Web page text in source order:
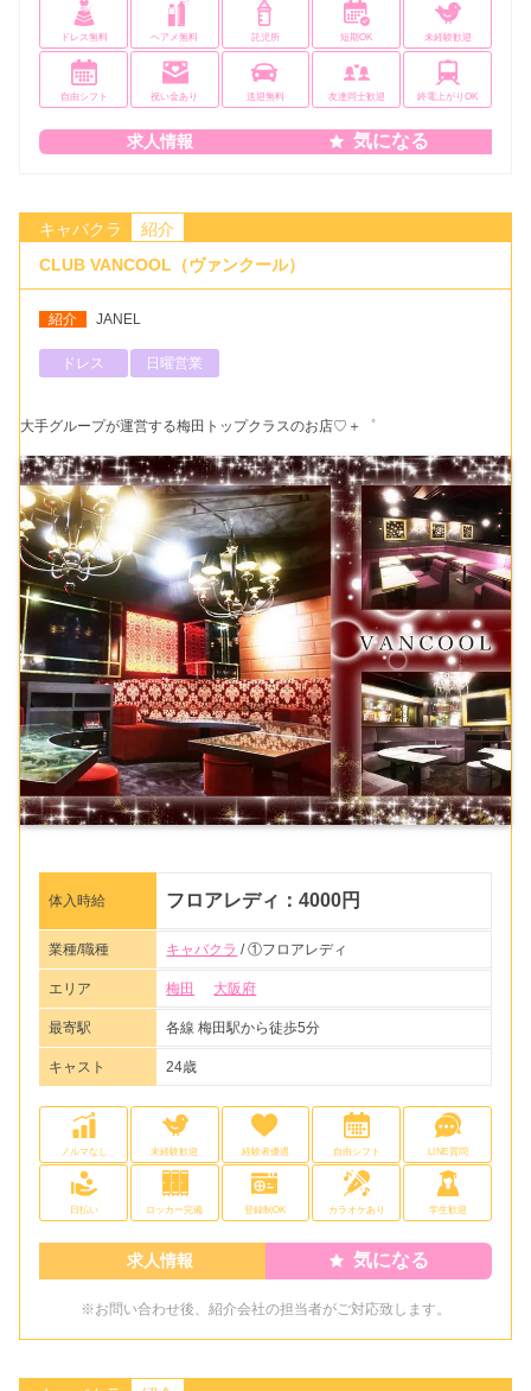
ドレス無料 ヘアメ無料 託児所 短期OK 未経験歓迎
自由シフト 祝い金あり 送迎無料 友達同士歓迎 終電上がりOK
求人情報 気になる
キャバクラ
紹介
CLUB VANCOOL（ヴァンクール）
紹介 JANEL
ドレス 日曜営業
大手グループが運営する梅田トップクラスのお店♡＋゜
体入時給 フロアレディ：4000円
業種/職種 キャバクラ / ①フロアレディ
エリア 梅田 大阪府
最寄駅 各線 梅田駅から徒歩5分
キャスト 24歳
ノルマなし 未経験歓迎 経験者優遇 自由シフト LINE質問
日払い ロッカー完備 登録制OK カラオケあり 学生歓迎
求人情報 気になる
※お問い合わせ後、紹介会社の担当者がご対応致します。